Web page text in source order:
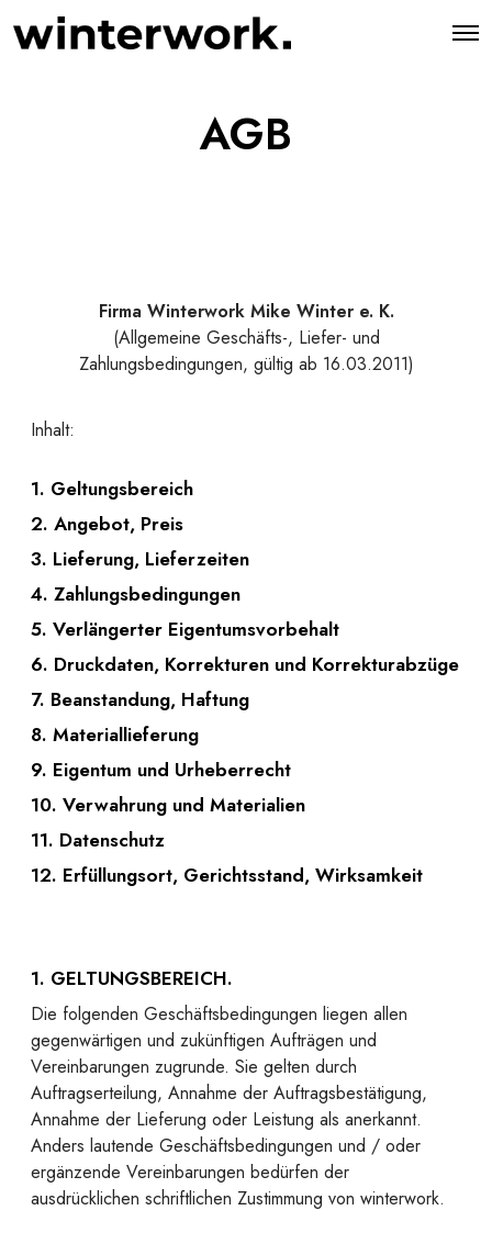
AGB
Firma Winterwork Mike Winter e. K.
(Allgemeine Geschäfts-, Liefer- und
Zahlungsbedingungen, gültig ab 16.03.2011)
Inhalt:
1. Geltungsbereich
2. Angebot, Preis
3. Lieferung, Lieferzeiten
4. Zahlungsbedingungen
5. Verlängerter Eigentumsvorbehalt
6. Druckdaten, Korrekturen und Korrekturabzüge
7. Beanstandung, Haftung
8. Materiallieferung
9. Eigentum und Urheberrecht
10. Verwahrung und Materialien
11. Datenschutz
12. Erfüllungsort, Gerichtsstand, Wirksamkeit
1. GELTUNGSBEREICH.
Die folgenden Geschäftsbedingungen liegen allen
gegenwärtigen und zukünftigen Aufträgen und
Vereinbarungen zugrunde. Sie gelten durch
Auftragserteilung, Annahme der Auftragsbestätigung,
Annahme der Lieferung oder Leistung als anerkannt.
Anders lautende Geschäftsbedingungen und / oder
ergänzende Vereinbarungen bedürfen der
ausdrücklichen schriftlichen Zustimmung von winterwork.